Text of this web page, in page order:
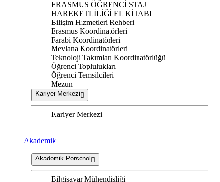
ERASMUS ÖĞRENCİ STAJ
HAREKETLİLİĞİ EL KİTABI
Bilişim Hizmetleri Rehberi
Erasmus Koordinatörleri
Farabi Koordinatörleri
Mevlana Koordinatörleri
Teknoloji Takımları Koordinatörlüğü
Öğrenci Toplulukları
Öğrenci Temsilcileri
Mezun
Kariyer Merkezi
Kariyer Merkezi
Akademik
Akademik Personel
Bilgisayar Mühendisliği